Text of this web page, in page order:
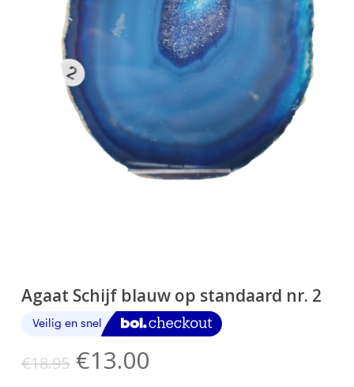
Agaat Schijf blauw op standaard nr. 2
€18.95 Oorspronkelijke
€13.00Huidige